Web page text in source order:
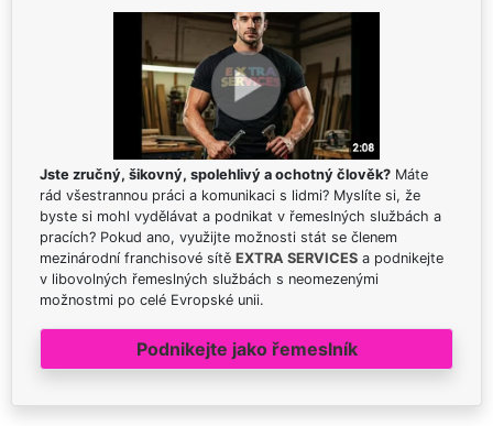
Jste zručný, šikovný, spolehlivý a ochotný člověk? Máte
rád všestrannou práci a komunikaci s lidmi? Myslíte si, že
byste si mohl vydělávat a podnikat v řemeslných službách a
pracích? Pokud ano, využijte možnosti stát se členem
mezinárodní franchisové sítě EXTRA SERVICES a podnikejte
v libovolných řemeslných službách s neomezenými
možnostmi po celé Evropské unii.
Podnikejte jako řemeslník